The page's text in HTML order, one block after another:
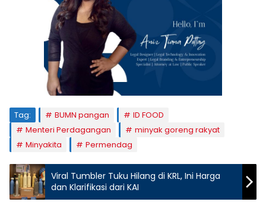
Tag: BUMN pangan
ID FOOD
Menteri Perdagangan
minyak goreng rakyat
Minyakita
Permendag
Viral Tumbler Tuku Hilang di KRL, Ini Harga
dan Klarifikasi dari KAI